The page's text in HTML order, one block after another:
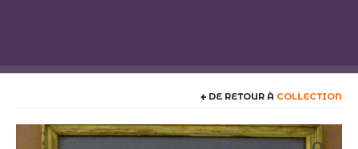
Bijoux
DE RETOUR À COLLECTION